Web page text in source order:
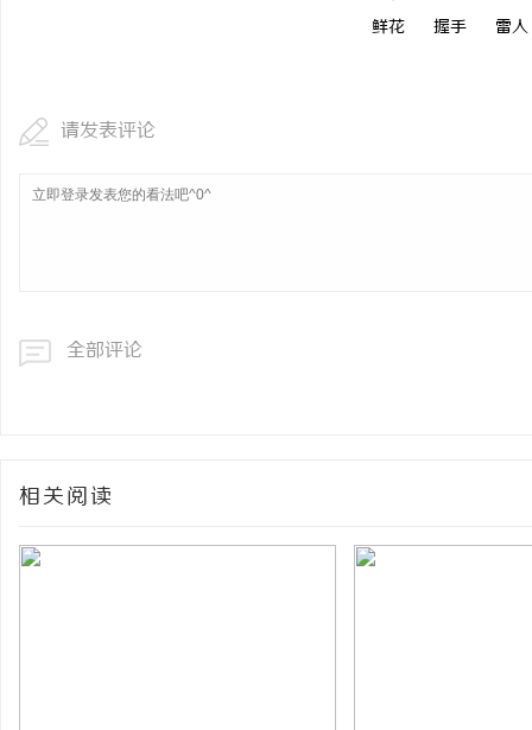
鲜花 握手 雷人
请发表评论
全部评论
相关阅读